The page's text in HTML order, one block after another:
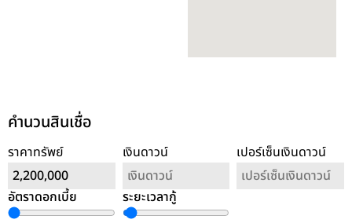
คำนวนสินเชื่อ
ราคาทรัพย์ เงินดาวน์ เปอร์เซ็นเงินดาวน์
อัตราดอกเบี้ย ระยะเวลากู้